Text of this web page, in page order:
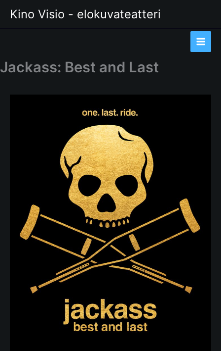
sisältöön
Kino Visio - elokuvateatteri
Jackass: Best and Last